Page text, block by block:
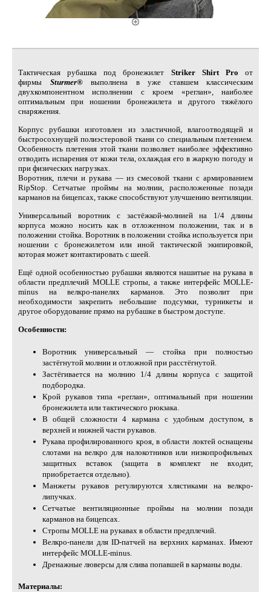
Тактическая рубашка под бронежилет Striker Shirt Pro от
фирмы Sturmer®выполнена в уже ставшем классическим
двухкомпонентном исполнении с кроем «реглан», наиболее
оптимальным при ношении бронежилета и другого тяжёлого
снаряжения.
Корпус рубашки изготовлен из эластичной, влагоотводящей и
быстросохнущей полиэстеровой ткани со специальным плетением.
Особенность плетения этой ткани позволяет наиболее эффективно
отводить испарения от кожи тела, охлаждая его в жаркую погоду и
при физических нагрузках.
Воротник, плечи и рукава — из смесовой ткани с армированием
RipStop. Сетчатые проймы на молнии, расположенные позади
карманов на бицепсах, также способствуют улучшению вентиляции.
Универсальный воротник с застёжкой-молнией на 1/4 длины
корпуса можно носить как в отложенном положении, так и в
положении стойка. Воротник в положении стойка используется при
ношении с бронежилетом или иной тактической экипировкой,
которая может контактировать с шеей.
Ещё одной особенностью рубашки являются нашитые на рукава в
области предплечий MOLLE стропы, а также интерфейс MOLLE-
minus на велкро-панелях карманов. Это позволит при
необходимости закрепить небольшие подсумки, турникеты и
другое оборудование прямо на рубашке в быстром доступе.
Особенности:
Воротник универсальный — стойка при полностью
застёгнутой молнии и отложной при расстёгнутой.
Застёгивается на молнию 1/4 длины корпуса с защитой
подбородка.
Крой рукавов типа «реглан», оптимальный при ношении
бронежилета или тактического рюкзака.
В общей сложности 4 кармана с удобным доступом, в
верхней и нижней части рукавов.
Рукава профилированного кроя, в области локтей оснащены
слотами на велкро для налокотников или низкопрофильных
защитных вставок (защита в комплект не входит,
приобретается отдельно).
Манжеты рукавов регулируются хлястиками на велкро-
липучках.
Сетчатые вентиляционные проймы на молнии позади
карманов на бицепсах.
Стропы MOLLE на рукавах в области предплечий.
Велкро-панели для ID-патчей на верхних карманах. Имеют
интерфейс MOLLE-minus.
Дренажные люверсы для слива попавшей в карманы воды.
Материалы: